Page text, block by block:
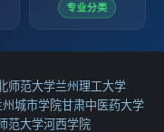
专业分类
师范大学兰州理工大学
城市学院甘肃中医药大学
范大学河西学院